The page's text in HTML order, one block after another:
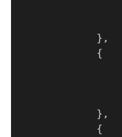
} ,
{
} ,
{